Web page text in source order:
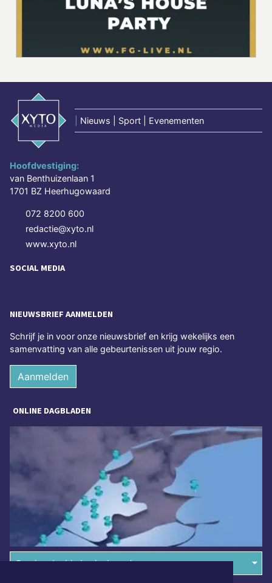
Nieuws | Sport | Evenementen
Hoofdvestiging:
van Benthuizenlaan 1
1701 BZ Heerhugowaard
072 8200 600
redactie@xyto.nl
www.xyto.nl
SOCIAL MEDIA
NIEUWSBRIEF AANMELDEN
Schrijf je in voor onze nieuwsbrief en krijg wekelijks een
samenvatting van alle gebeurtenissen uit jouw regio.
Aanmelden
ONLINE DAGBLADEN
Overige dagbladen in de regio